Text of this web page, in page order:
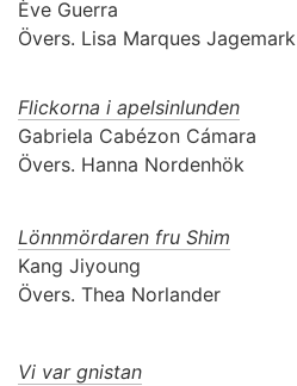
Ève Guerra
Övers. Lisa Marques Jagemark
Flickorna i apelsinlunden
Gabriela Cabézon Cámara
Övers. Hanna Nordenhök
Lönnmördaren fru Shim
Kang Jiyoung
Övers. Thea Norlander
Vi var gnistan